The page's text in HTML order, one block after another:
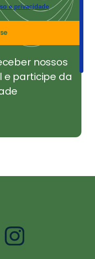
e privacidade
nossos
e participe da